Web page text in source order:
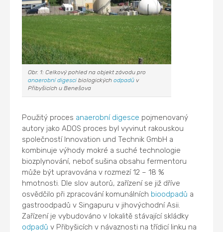
Obr. 1: Celkový pohled na objekt závodu pro
anaerobní digesci biologickýchodpadů v
Přibyšicích u Benešova
Použitý proces anaerobní digesce pojmenovaný
autory jako ADOS proces byl vyvinut rakouskou
společností Innovation und Technik GmbH a
kombinuje výhody mokré a suché technologie
biozplynování, neboť sušina obsahu fermentoru
může být upravována v rozmezí 12 – 18 %
hmotnosti. Dle slov autorů, zařízení se již dříve
osvědčilo při zpracování komunálních bioodpadů a
gastroodpadů v Singapuru v jihovýchodní Asii.
Zařízení je vybudováno v lokalitě stávající skládky
odpadů v Přibyšicích v návaznosti na třídicí linku na